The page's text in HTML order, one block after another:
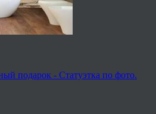
подарок - Статуэтка по фото.